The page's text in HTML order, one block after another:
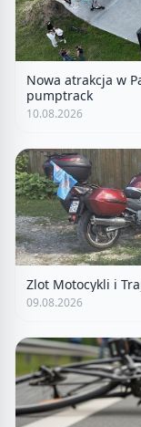
Nowa atrakcja w
pumptrack
10.08.2026
Zlot Motocykli i
09.08.2026